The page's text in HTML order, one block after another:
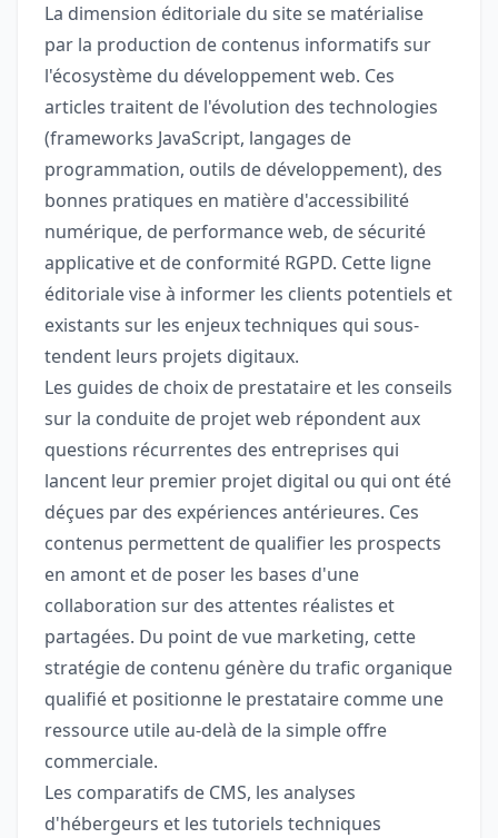
La dimension éditoriale du site se matérialise
par la production de contenus informatifs sur
l'écosystème du développement web. Ces
articles traitent de l'évolution des technologies
(frameworks JavaScript, langages de
programmation, outils de développement), des
bonnes pratiques en matière d'accessibilité
numérique, de performance web, de sécurité
applicative et de conformité RGPD. Cette ligne
éditoriale vise à informer les clients potentiels et
existants sur les enjeux techniques qui sous-
tendent leurs projets digitaux.
Les guides de choix de prestataire et les conseils
sur la conduite de projet web répondent aux
questions récurrentes des entreprises qui
lancent leur premier projet digital ou qui ont été
déçues par des expériences antérieures. Ces
contenus permettent de qualifier les prospects
en amont et de poser les bases d'une
collaboration sur des attentes réalistes et
partagées. Du point de vue marketing, cette
stratégie de contenu génère du trafic organique
qualifié et positionne le prestataire comme une
ressource utile au-delà de la simple offre
commerciale.
Les comparatifs de CMS, les analyses
d'hébergeurs et les tutoriels techniques